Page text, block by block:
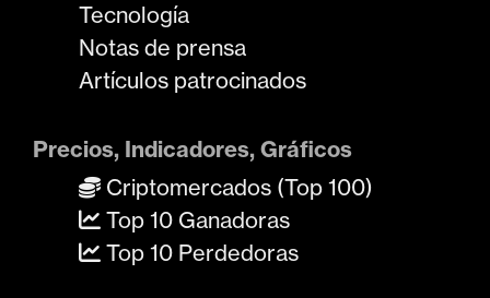
Tecnología
Notas de prensa
Artículos patrocinados
Precios, Indicadores, Gráficos
Criptomercados (Top 100)
Top 10 Ganadoras
Top 10 Perdedoras